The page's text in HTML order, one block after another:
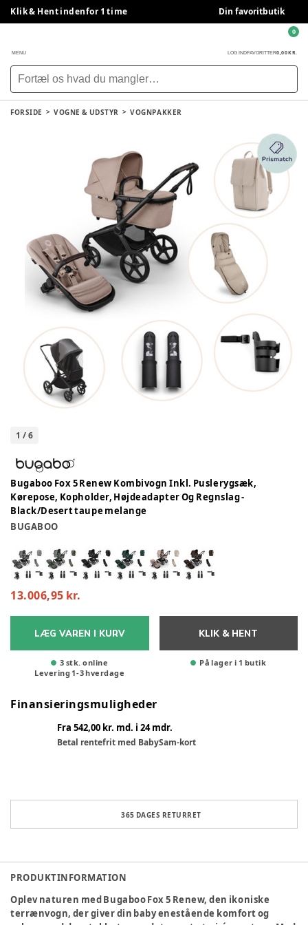
Klik & Hent indenfor 1 time Din favoritbutik
MENU LOG INDFAVORITTER0,00 KR.
0
FORSIDE VOGNE & UDSTYR VOGNPAKKER
1 /6
Bugaboo Fox 5 Renew Kombivogn Inkl. Puslerygsæk,
Kørepose, Kopholder, Højdeadapter Og Regnslag -
Black/Desert taupe melange
BUGABOO
13.006,95 kr.
LÆG VAREN I KURV
3 stk. online
Levering 1-3hverdage
KLIK & HENT
På lager i 1 butik
Finansieringsmuligheder
Fra 542,00 kr. md. i 24 mdr.
Betal rentefrit med BabySam-kort
365 DAGES RETURRET
PRODUKTINFORMATION
Oplev naturen med Bugaboo Fox 5 Renew, den ikoniske
terrænvogn, der giver din baby enestående komfort og